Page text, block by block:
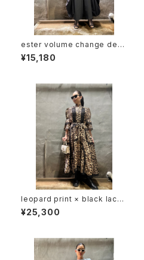
ester volume change desi
gn pants パンツ 切替デザイン
ゴムウエスト ブラック 黒
¥15,180
leopard print × black lace
design long one-piece ワ
ンピース ロングワンピ レオパー
¥25,300